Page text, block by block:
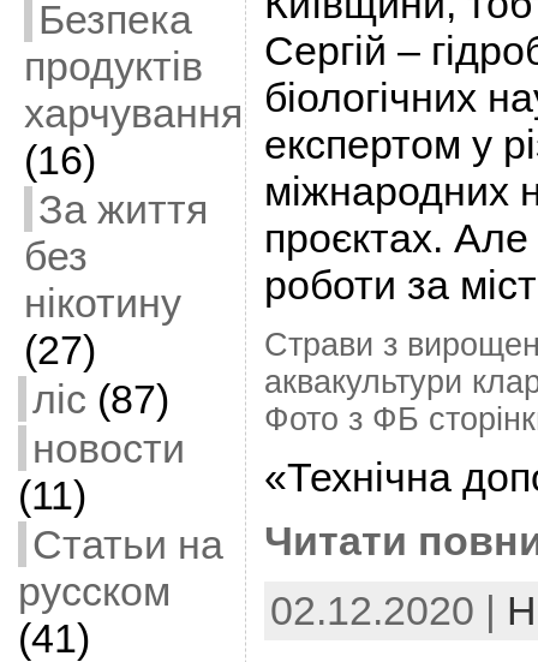
Безпека
продуктів
харчування
(16)
За життя
без
нікотину
(27)
ліс (87)
новости
(11)
Статьи на
русском
(41)
Сергій –
біологічних
експертом у
міжнародних
проєктах.
роботи за
Страви з
аквакультури
Фото з ФБ
«Технічна
Читати
02.12.2020 |